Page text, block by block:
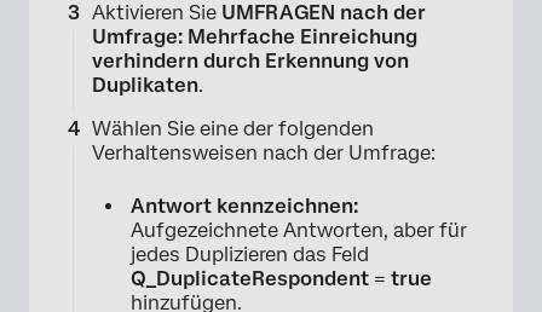
Aktivieren Sie UMFRAGEN nach der
Umfrage: Mehrfache Einreichung
verhindern durch Erkennung von
Duplikaten.
Wählen Sie eine der folgenden
Verhaltensweisen nach der Umfrage:
Antwort kennzeichnen:
Aufgezeichnete Antworten, aber für
jedes Duplizieren das Feld
Q_DuplicateRespondent = true
hinzufügen.